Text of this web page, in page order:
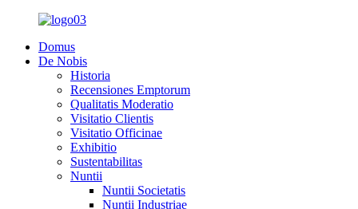
Domus
De Nobis
Historia
Recensiones Emptorum
Qualitatis Moderatio
Visitatio Clientis
Visitatio Officinae
Exhibitio
Sustentabilitas
Nuntii
Nuntii Societatis
Nuntii Industriae